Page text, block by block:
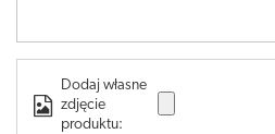
Dodaj własne
zdjęcie
produktu: